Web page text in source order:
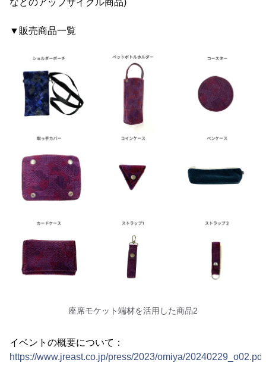
などのアップサイクル商品)
▼販売商品一覧
座席モケット端材を活用した商品2
イベントの概要について：
https://www.jreast.co.jp/press/2023/omiya/20240229_o02.pdf